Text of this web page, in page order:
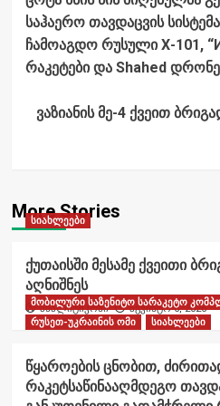
Navigation
საჰაერო თავდაცვის
ჩამოაგდო რუსული Х-101,
რაკეტები და Shahed
ვაზიანის მე-4 ქვეით
More Stories
სიახლეები
ქუთაისში მესამე ქვეითი
აღნიშნეს
ანალიტიკოსი აგვისტო 6, 2026
მობილური საზენიტო სარაკეტო
რუსეთ-უკრაინის ომი
სიახლეები
წყაროების ცნობით,
რაკეტსაწინააღმდეგო